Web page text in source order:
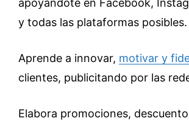
apoyándote en Facebook,
y todas las plataformas posibles.
Aprende a innovar, motivar y
clientes, publicitando por las
Elabora promociones,